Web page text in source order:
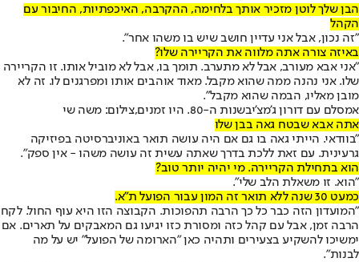
הבן שלך לוטן מזכיר אותך בלחימה, ההקרבה, האיכפתיות, החיבור עם
הקהל
״זה נכון, אבל אני עדיין חושב שיש בו משהו אחר״.
באיזה צורה אתה מלווה את הקריירה שלו?
"אני אבא מעורב, אבל לא מתערב. תומך בו, אבל לא מוביל אותו. זו הקריירה
שלו. אני נהנה ממה שהוא מקבל. מאוד אוהבים אותו ומפרגנים לו. זה לא
מובן מאליו, הבמה שהוא מקבל״.
אמסלם עם דורון ג'מצ'יבשנות ה-80. היו זמנים,צילום: משה שי
אתה אבא שבטח גאה בבן שלו
״בוודאי. הייתי גאה בו גם אם היה עושה תואר באוניברסיטה בפיזיקה
גרעינית. עם זאת ללכת בדרך שאתה עשית זה עושה משהו - אין ספק״.
הוא בתחילת הקריירה. מי יהיה יותר טוב?
״הוא. זו משאלת הלב שלי״.
כמעט 30 שנה ללא תואר זה המון עבור הפועל ת״א.
״המועדון הזה כבר כל כך הרבה תהפוכות. הקבוצה הזו היא עוף החול. לקח
הרבה זמן, אבל עם קהל כזה ומסורת כזו יגיעו גם המאבקים על תארים. אם
ימשיכו להשקיע בצעירים ותהיה כאן ״הארומה של הפועל״ יש על מה
לבנות״.